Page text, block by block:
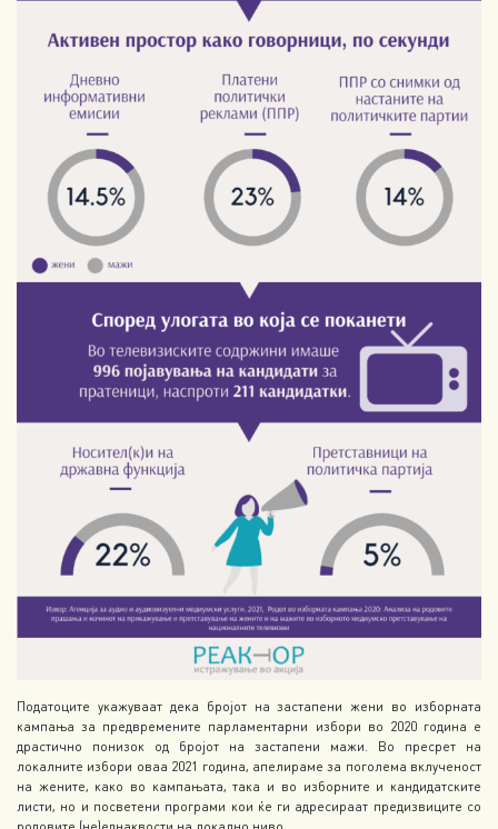
Податоците укажуваат дека бројот на застапени жени во изборната
кампања за предвремените парламентарни избори во 2020 година е
драстично понизок од бројот на застапени мажи. Во пресрет на
локалните избори оваа 2021 година, апелираме за поголема вклученост
на жените, како во кампањата, така и во изборните и кандидатските
листи, но и посветени програми кои ќе ги адресираат предизвиците со